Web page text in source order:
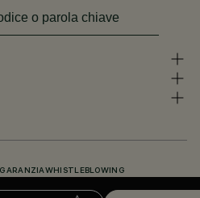
WHISTLEBLOWING